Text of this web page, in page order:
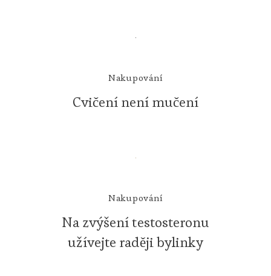
Nakupování
Cvičení není mučení
Nakupování
Na zvýšení testosteronu
užívejte raději bylinky